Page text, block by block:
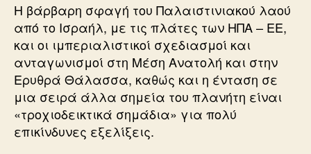
Η βάρβαρη σφαγή του Παλαιστινιακού λαού
από το Ισραήλ, με τις πλάτες των ΗΠΑ – ΕΕ,
και οι ιμπεριαλιστικοί σχεδιασμοί και
ανταγωνισμοί στη Μέση Ανατολή και στην
Ερυθρά Θάλασσα, καθώς και η ένταση σε
μια σειρά άλλα σημεία του πλανήτη είναι
«τροχιοδεικτικά σημάδια» για πολύ
επικίνδυνες εξελίξεις.